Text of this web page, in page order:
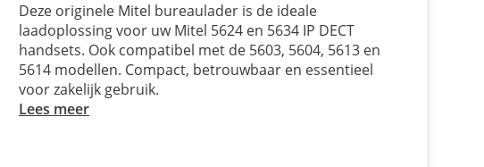
Deze originele Mitel bureaulader is de ideale
laadoplossing voor uw Mitel 5624 en 5634 IP DECT
handsets. Ook compatibel met de 5603, 5604, 5613 en
5614 modellen. Compact, betrouwbaar en essentieel
voor zakelijk gebruik.
Lees meer